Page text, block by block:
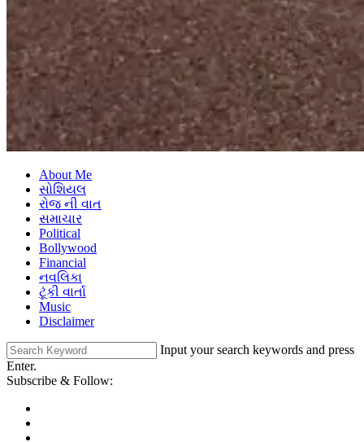
About Me
સોશિયલ
રોજ ની વાત
સમાચાર
Political
Bollywood
Financial
નવલિકા
ટૂંકી વાર્તા
Music
Disclaimer
Input your search keywords and press
Enter.
Subscribe & Follow: